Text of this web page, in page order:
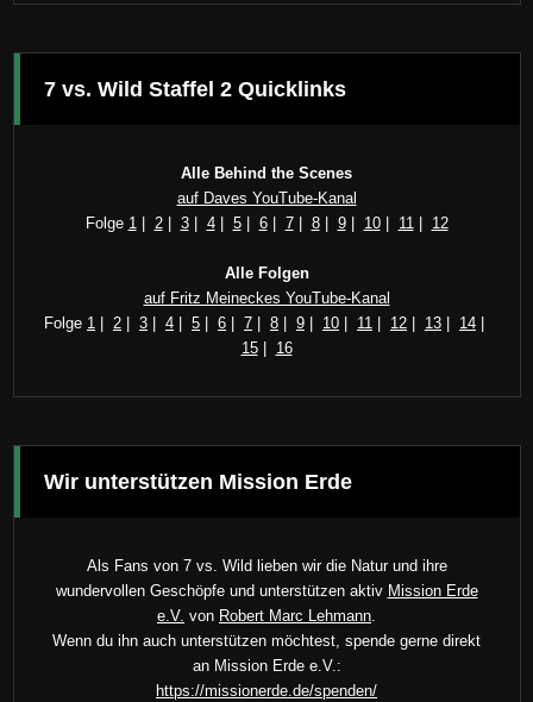
7 vs. Wild Staffel 2 Quicklinks
Alle Behind the Scenes
auf Daves YouTube-Kanal
Folge 1| 2| 3| 4| 5| 6| 7| 8| 9| 10| 11| 12
Alle Folgen
auf Fritz Meineckes YouTube-Kanal
Folge 1 2 3 4 5 6 7 8 9 10 11 12 13 14
15| 16
Wir unterstützen Mission Erde
Als Fans von 7 vs. Wild lieben wir die Natur und ihre
wundervollen Geschöpfe und unterstützen aktiv Mission Erde
e.V. von Robert Marc Lehmann.
Wenn du ihn auch unterstützen möchtest, spende gerne direkt
an Mission Erde e.V.:
https://missionerde.de/spenden/